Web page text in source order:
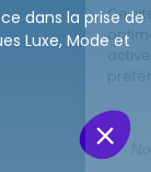
dans la prise de
Luxe, Mode et